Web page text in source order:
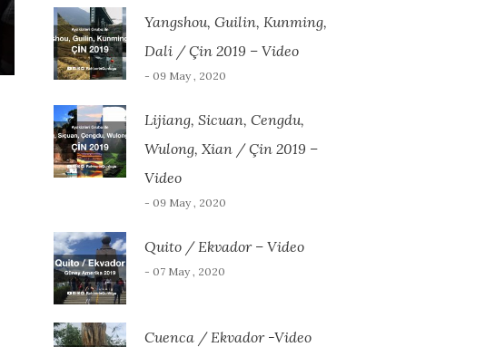
Yangshou, Guilin, Kunming,
Dali / Çin 2019 – Video
- 09 May , 2020
Lijiang, Sicuan, Cengdu,
Wulong, Xian / Çin 2019 –
Video
- 09 May , 2020
Quito / Ekvador – Video
- 07 May , 2020
Cuenca / Ekvador -Video